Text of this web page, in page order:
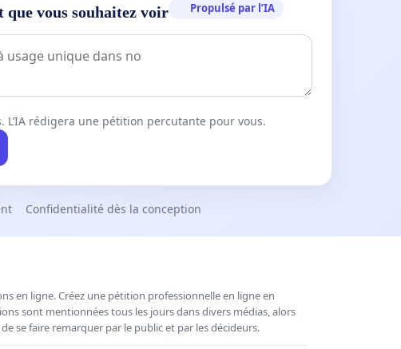
que vous souhaitez voir Propulsé par l’IA
L’IA rédigera une pétition percutante pour vous.
Confidentialité dès la conception
en ligne. Créez une pétition professionnelle en ligne en
sont mentionnées tous les jours dans divers médias, alors
se faire remarquer par le public et par les décideurs.